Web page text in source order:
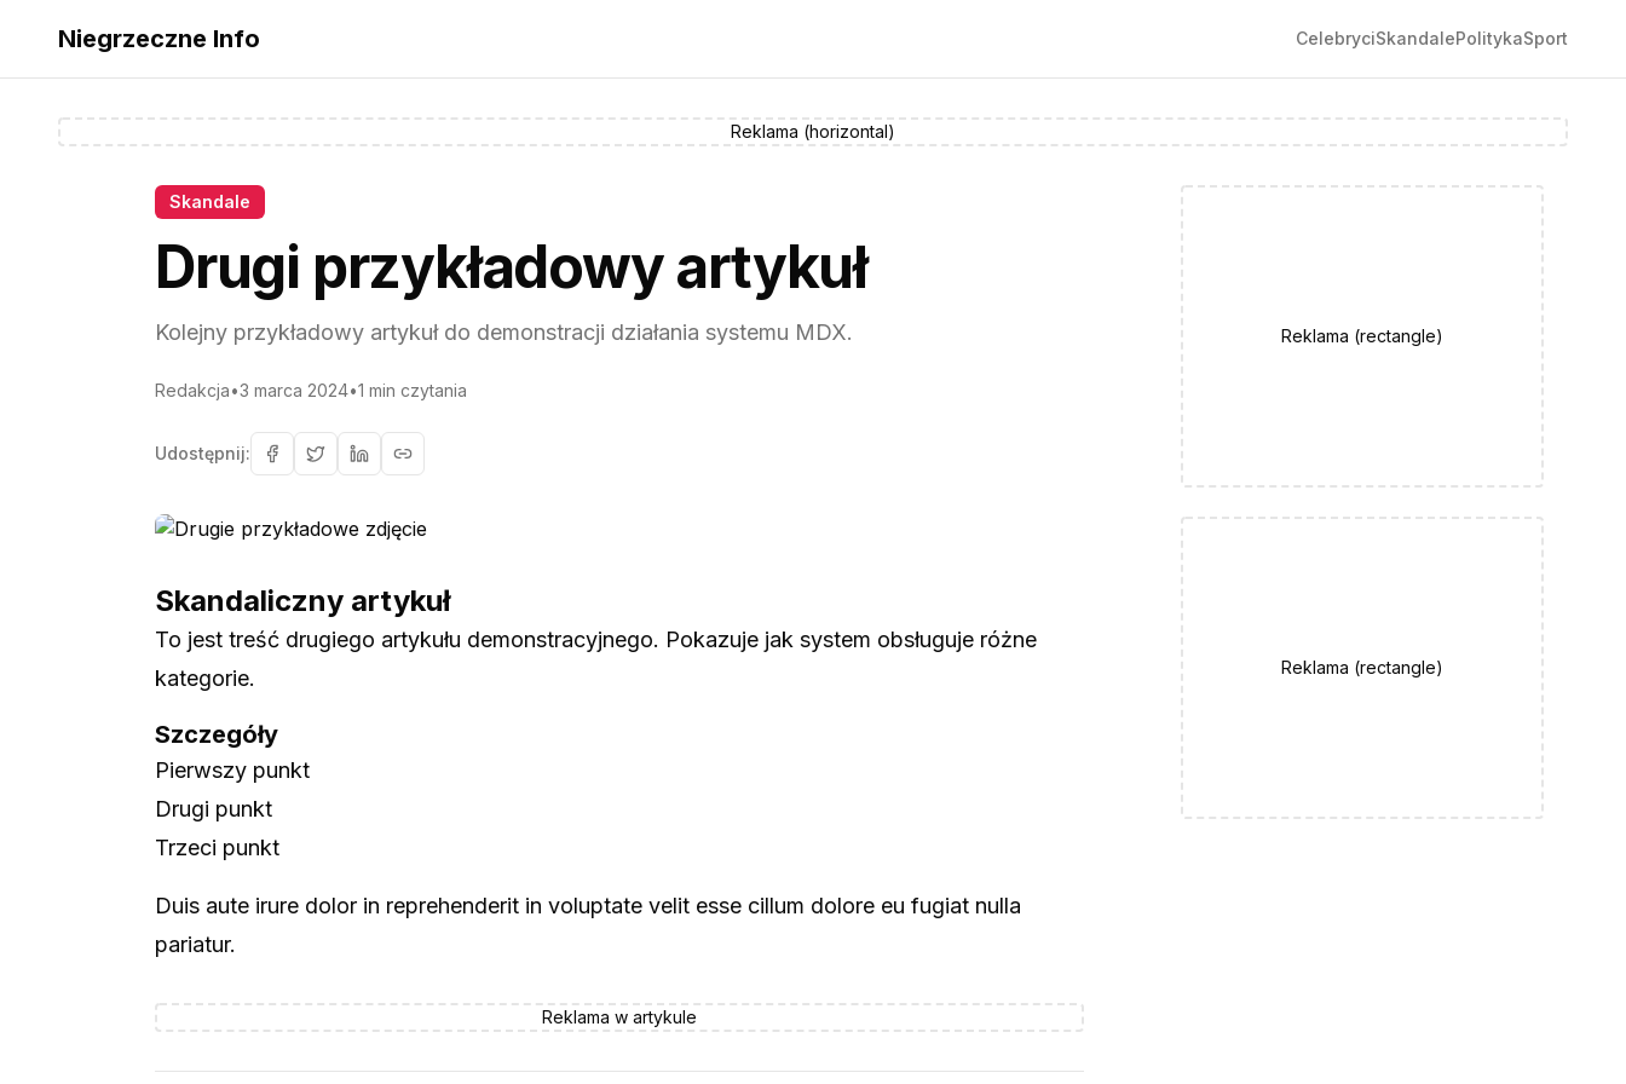
Niegrzeczne Info CelebryciSkandalePolitykaSport
Reklama (horizontal)
Skandale
Drugi przykładowy artykuł
Kolejny przykładowy artykuł do demonstracji działania systemu MDX.
Redakcja•3 marca 2024•1 min czytania
Udostępnij:
Skandaliczny artykuł
To jest treść drugiego artykułu demonstracyjnego. Pokazuje jak system obsługuje różne
kategorie.
Szczegóły
Pierwszy punkt
Drugi punkt
Trzeci punkt
Duis aute irure dolor in reprehenderit in voluptate velit esse cillum dolore eu fugiat nulla
pariatur.
Reklama w artykule
Reklama (rectangle)
Reklama (rectangle)